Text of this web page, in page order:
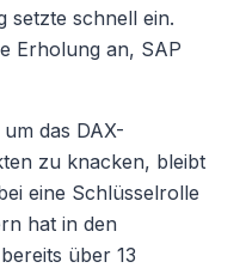
setzte schnell ein.
Erholung an, SAP
das DAX-
zu knacken, bleibt
eine Schlüsselrolle
hat in den
über 13